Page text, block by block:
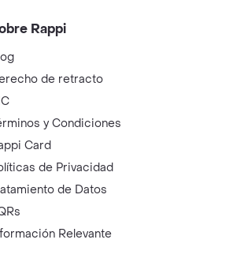
Rappi
de retracto
y Condiciones
Card
de Privacidad
de Datos
Relevante